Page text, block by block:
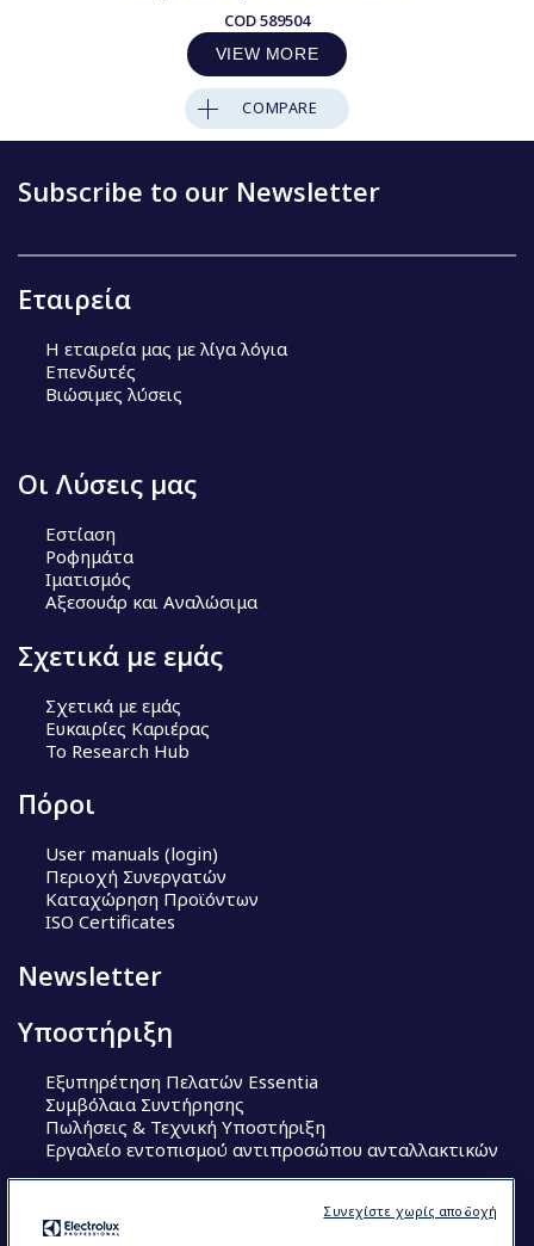
COD589504
VIEW MORE
COMPARE
Subscribe to our Newsletter
Εταιρεία
Η εταιρεία μας με λίγα λόγια
Επενδυτές
Βιώσιμες λύσεις
Οι Λύσεις μας
Εστίαση
Ροφημάτα
Ιματισμός
Αξεσουάρ και Αναλώσιμα
Σχετικά με εμάς
Σχετικά με εμάς
Ευκαιρίες Καριέρας
Το Research Hub
Πόροι
User manuals (login)
Περιοχή Συνεργατών
Καταχώρηση Προϊόντων
ISO Certificates
Newsletter
Υποστήριξη
Εξυπηρέτηση Πελατών Essentia
Συμβόλαια Συντήρησης
Πωλήσεις & Τεχνική Υποστήριξη
Εργαλείο εντοπισμού αντιπροσώπου ανταλλακτικών
Συνεχίστε χωρίς αποδοχή